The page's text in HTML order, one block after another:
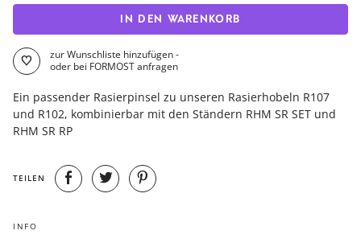
IN DEN WARENKORB
zur Wunschliste hinzufügen -
oder bei FORMOST anfragen
Ein passender Rasierpinsel zu unseren Rasierhobeln R107
und R102, kombinierbar mit den Ständern RHM SR SET und
RHM SR RP
TEILEN
INFO